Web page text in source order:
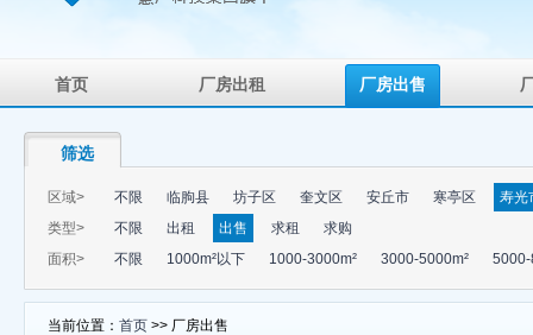
首页 厂房出租 厂房出售
筛选
区域> 不限 临朐县 坊子区 奎文区 安丘市 寒亭区
寿光
类型>
不限 出租 出售 求租
求购
面积>
不限 1000m²以下 1000-3000m² 3000-5000m² 5000-
当前位置： 首页 >> 厂房出售